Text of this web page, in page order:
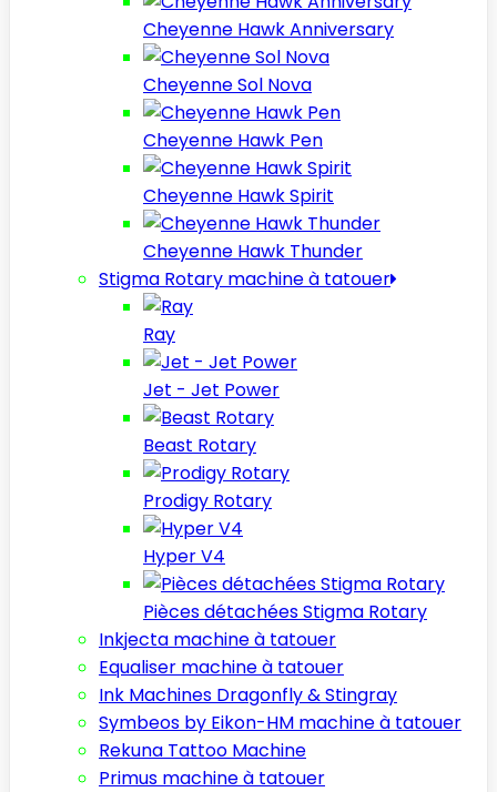
Cheyenne Hawk Anniversary
Cheyenne Sol Nova
Cheyenne Hawk Pen
Cheyenne Hawk Spirit
Cheyenne Hawk Thunder
Stigma Rotary machine à tatouer
Ray
Jet - Jet Power
Beast Rotary
Prodigy Rotary
Hyper V4
Pièces détachées Stigma Rotary
Inkjecta machine à tatouer
Equaliser machine à tatouer
Ink Machines Dragonfly & Stingray
Symbeos by Eikon-HM machine à tatouer
Rekuna Tattoo Machine
Primus machine à tatouer